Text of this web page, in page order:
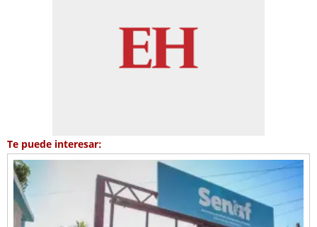
Te puede interesar: